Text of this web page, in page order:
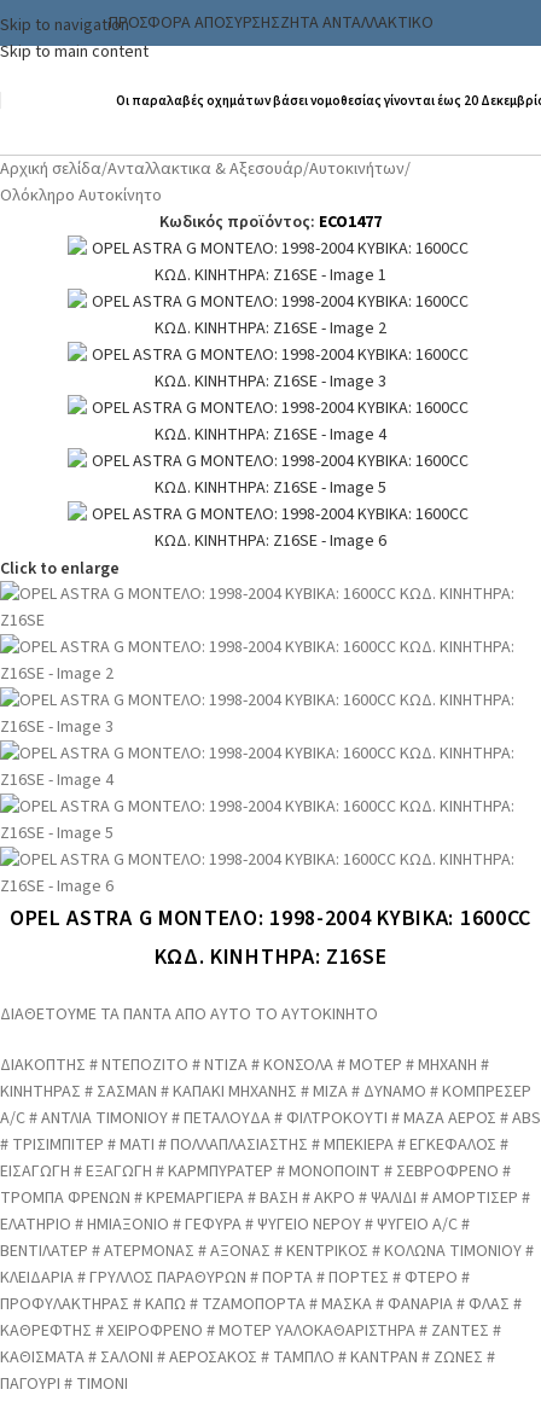
Skip to navigation
Skip to main content
ΠΡΟΣΦΟΡΑ ΑΠΟΣΥΡΣΗΣΖΗΤΑ ΑΝΤΑΛΛΑΚΤΙΚΟ
Οι παραλαβές οχημάτων βάσει νομοθεσίας γίνονται έως 20
Αρχική σελίδα/Ανταλλακτικα & Αξεσουάρ/Αυτοκινήτων/
Ολόκληρο Αυτοκίνητο
Κωδικός προϊόντος: ECO1477
Click to enlarge
OPEL ASTRA G ΜΟΝΤΕΛΟ: 1998-2004 ΚΥΒΙΚΑ: 1600CC
ΚΩΔ. ΚΙΝΗΤΗΡΑ: Z16SE
ΔΙΑΘΕΤΟΥΜΕ ΤΑ ΠΑΝΤΑ ΑΠΟ ΑΥΤΟ ΤΟ ΑΥΤΟΚΙΝΗΤΟ
ΔΙΑΚΟΠΤΗΣ # ΝΤΕΠΟΖΙΤΟ # ΝΤΙΖΑ # ΚΟΝΣΟΛΑ # ΜΟΤΕΡ # ΜΗΧΑΝΗ #
ΚΙΝΗΤΗΡΑΣ # ΣΑΣΜΑΝ # ΚΑΠΑΚΙ ΜΗΧΑΝΗΣ # ΜΙΖΑ # ΔΥΝΑΜΟ # ΚΟΜΠΡΕΣΕΡ
A/C # ΑΝΤΛΙΑ ΤΙΜΟΝΙΟΥ # ΠΕΤΑΛΟΥΔΑ # ΦΙΛΤΡΟΚΟΥΤΙ # ΜΑΖΑ ΑΕΡΟΣ # ABS
# ΤΡΙΣΙΜΠΙΤΕΡ # ΜΑΤΙ # ΠΟΛΛΑΠΛΑΣΙΑΣΤΗΣ # ΜΠΕΚΙΕΡΑ # ΕΓΚΕΦΑΛΟΣ #
ΕΙΣΑΓΩΓΗ # ΕΞΑΓΩΓΗ # ΚΑΡΜΠΥΡΑΤΕΡ # ΜΟΝΟΠΟΙΝΤ # ΣΕΒΡΟΦΡΕΝΟ #
ΤΡΟΜΠΑ ΦΡΕΝΩΝ # ΚΡΕΜΑΡΓΙΕΡΑ # ΒΑΣΗ # ΑΚΡΟ # ΨΑΛΙΔΙ # ΑΜΟΡΤΙΣΕΡ #
ΕΛΑΤΗΡΙΟ # ΗΜΙΑΞΟΝΙΟ # ΓΕΦΥΡΑ # ΨΥΓΕΙΟ ΝΕΡΟΥ # ΨΥΓΕΙΟ A/C #
ΒΕΝΤΙΛΑΤΕΡ # ΑΤΕΡΜΟΝΑΣ # ΑΞΟΝΑΣ # ΚΕΝΤΡΙΚΟΣ # ΚΟΛΩΝΑ ΤΙΜΟΝΙΟΥ #
ΚΛΕΙΔΑΡΙΑ # ΓΡΥΛΛΟΣ ΠΑΡΑΘΥΡΩΝ # ΠΟΡΤΑ # ΠΟΡΤΕΣ # ΦΤΕΡΟ #
ΠΡΟΦΥΛΑΚΤΗΡΑΣ # ΚΑΠΩ # ΤΖΑΜΟΠΟΡΤΑ # ΜΑΣΚΑ # ΦΑΝΑΡΙΑ # ΦΛΑΣ #
ΚΑΘΡΕΦΤΗΣ # ΧΕΙΡΟΦΡΕΝΟ # ΜΟΤΕΡ ΥΑΛΟΚΑΘΑΡΙΣΤΗΡΑ # ΖΑΝΤΕΣ #
ΚΑΘΙΣΜΑΤΑ # ΣΑΛΟΝΙ # ΑΕΡΟΣΑΚΟΣ # ΤΑΜΠΛΟ # ΚΑΝΤΡΑΝ # ΖΩΝΕΣ #
ΠΑΓΟΥΡΙ # ΤΙΜΟΝΙ